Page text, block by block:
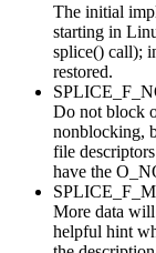
The initial
starting in
splice() call);
restored.
Do not block
nonblocking,
file
have the
More data will
helpful hint